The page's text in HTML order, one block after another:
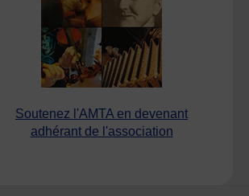
Soutenez l'AMTA en devenant
adhérant de l'association